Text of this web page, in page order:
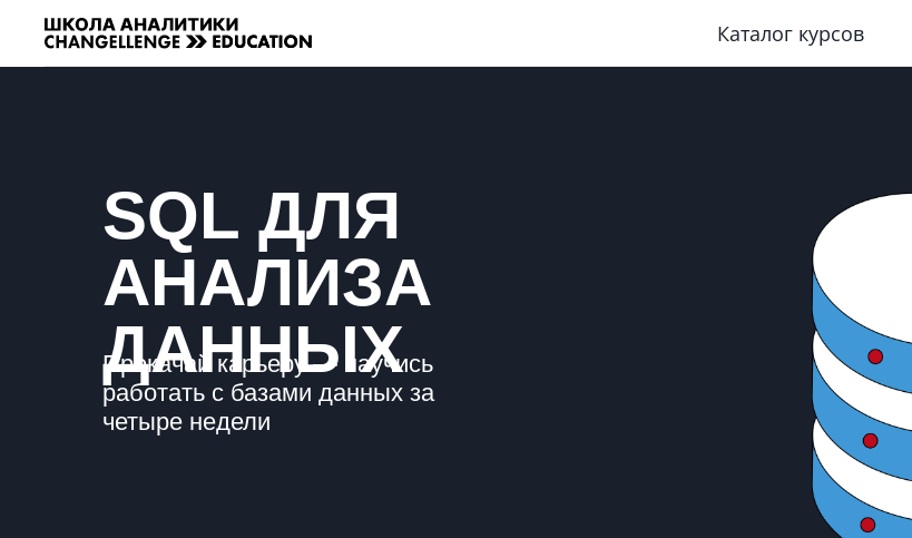
Каталог курсов
Прокачай карьеру — научись
работать с базами данных за
четыре недели
SQL ДЛЯ
АНАЛИЗА
ДАННЫХ